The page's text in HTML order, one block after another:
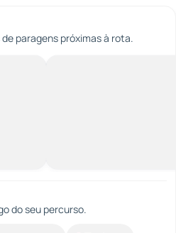
paragens próximas à rota.
do seu percurso.